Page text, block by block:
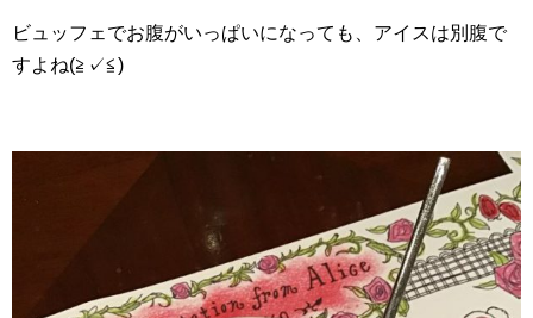
ビュッフェでお腹がいっぱいになっても、アイスは別腹で
すよね(≧✓≦)